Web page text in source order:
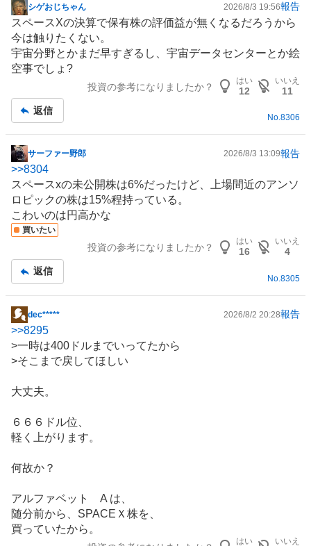
掲
示
板
記
事
シゲおじちゃん 2026/8/3 19:56報告
スペースXの決算で保有株の評価益が無くなるだろうから
今は触りたくない。
宇宙分野とかまだ早すぎるし、宇宙データセンターとか絵
空事でしょ?
投資の参考になりましたか？
はい
12
いいえ
11
返信
No.8306
掲
示
板
記
事
サーファー野郎 2026/8/3 13:09報告
>>8304
スペースxの未公開株は6%だったけど、上場間近のアンソ
ロピックの株は15%程持っている。
こわいのは円高かな
買いたい
投資の参考になりましたか？
はい
16
いいえ
4
返信
No. 8305
掲
示
板
記
dec***** 2026/8/2 20:28報告
>>8295
>一時は400ドルまでいってたから
>そこまで戻してほしい
大丈夫。
６６６ドル位、
軽く上がります。
何故か？
アルファベット A は、
随分前から、SPACEＸ株を、
買っていたから。
はい いいえ